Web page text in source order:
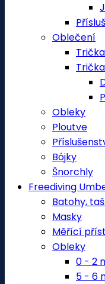
Oblečení
Obleky
Ploutve
Bójky
Šnorchly
Freediving
Batohy,
Masky
Měřící
Obleky
0 - 2
5 - 6